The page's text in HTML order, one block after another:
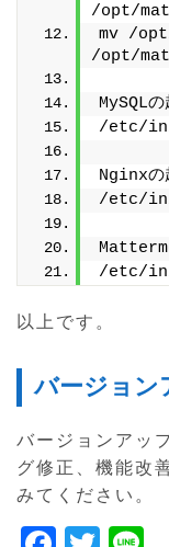
/opt/
mv /
/opt/
MySQL
/etc/
Nginxの
/etc/
/etc/
以上です。
バージョン
バージョンアッ
グ修正、機能改
みてください。